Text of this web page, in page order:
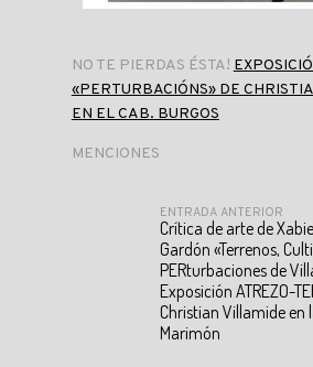
NO TE PIERDAS ÉSTA!
«PERTURBACIÓNS» DE
EN EL CAB. BURGOS
MENCIONES
ENTRADA ANTERIOR
Crítica de arte de
Gardón «Terrenos,
PERturbaciones de
Exposición ATREZO-
Christian Villamide en
Marimón